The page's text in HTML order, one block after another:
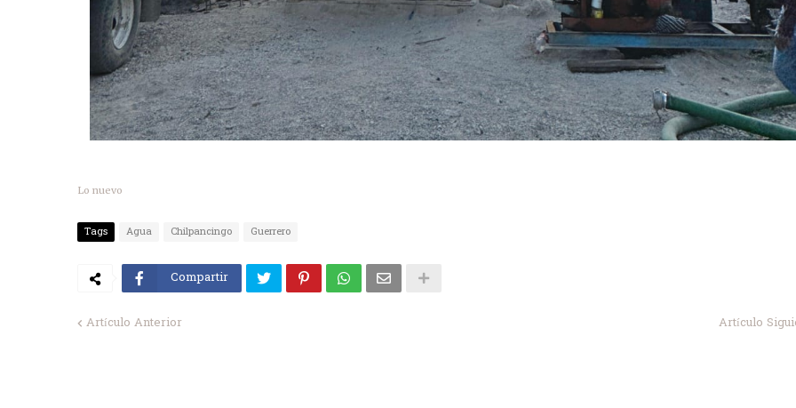
Lo nuevo
Tags Agua Chilpancingo Guerrero
Compartir
Artículo Anterior Artículo